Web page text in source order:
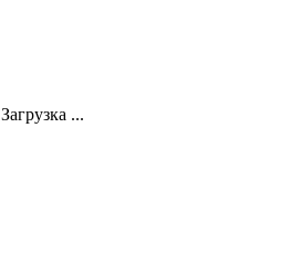
Загрузка ...